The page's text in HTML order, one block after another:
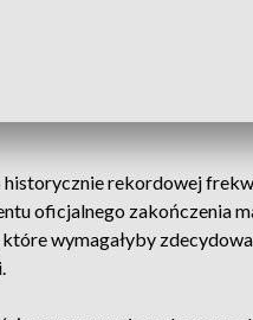
historycznie rekordowej
oficjalnego zakończenia
wymagałyby